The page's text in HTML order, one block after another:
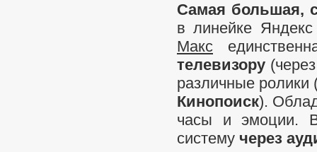
Самая большая,
в линейке
Макс
телевизору
различные ролики
Кинопоиск).
часы и эмоции.
систему через